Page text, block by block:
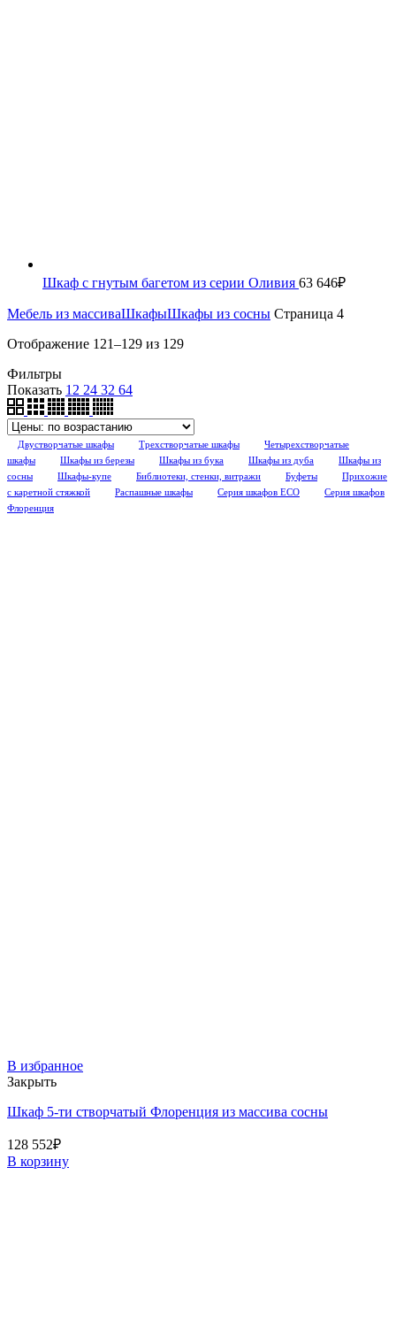
Шкаф с гнутым багетом из серии Оливия 63 646₽
Мебель из массиваШкафыШкафы из сосны Страница 4
Отображение 121–129 из 129
Фильтры
Показать 12 24 32 64
Двустворчатые шкафы Трехстворчатые шкафы
Четырехстворчатые
шкафы
Шкафы из березы Шкафы из бука Шкафы из дуба
Шкафы из
сосны
Шкафы-купе Библиотеки, стенки, витражи Буфеты
Прихожие
с каретной стяжкой
Распашные шкафы Серия шкафов ECO
Серия шкафов
Флоренция
В избранное
Закрыть
Шкаф 5-ти створчатый Флоренция из массива сосны
128 552₽
В корзину